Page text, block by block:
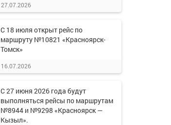
27.07.2026
С 18 июля открыт рейс по
маршруту №10821 «Красноярск-
Томск»
16.07.2026
С 27 июня 2026 года будут
выполняться рейсы по маршрутам
№8944 и №9298 «Красноярск —
Кызыл».